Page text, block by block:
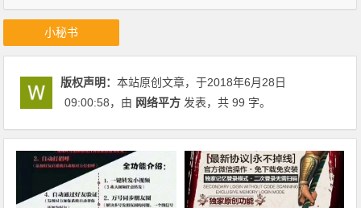
小秘书
版权声明：本站原创文章，于2018年6月28日
09:00:58，由 网络平方 发表，共 99 字。